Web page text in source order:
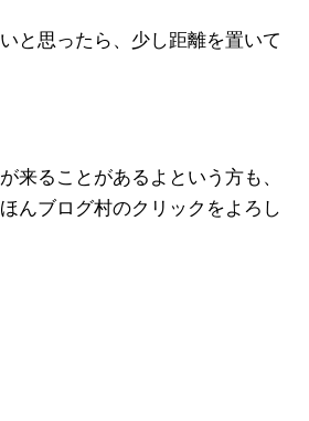
と思ったら、少し距離を置いて
来ることがあるよという方も、
んブログ村のクリックをよろし